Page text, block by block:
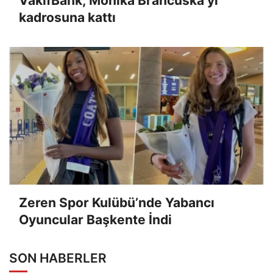
kadrosuna kattı
Zeren Spor Kulübü’nde Yabancı
Oyuncular Başkente İndi
SON HABERLER